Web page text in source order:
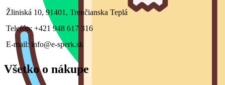
Žliniská 10, 91401, Trenčianska Teplá
Telefón: +421 948 617 316
E-mail: info@e-sperk.sk
Všetko o nákupe